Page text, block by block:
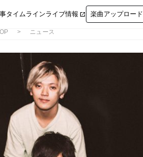
タイムラインライブ情報  楽曲アップロード
ニュース